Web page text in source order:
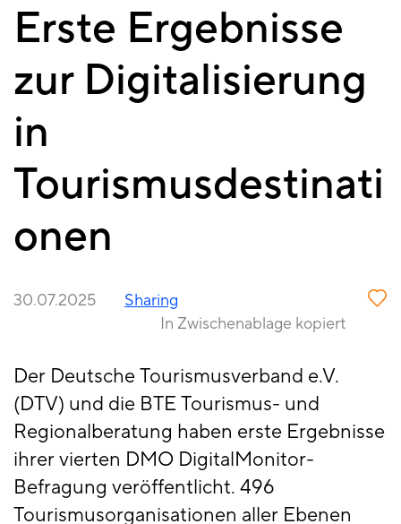
Erste Ergebnisse
zur Digitalisierung
in
Tourismusdestinati
onen
30.07.2025
Sharing
In Zwischenablage kopiert
Der Deutsche Tourismusverband e.V.
(DTV) und die BTE Tourismus- und
Regionalberatung haben erste Ergebnisse
ihrer vierten DMO DigitalMonitor-
Befragung veröffentlicht. 496
Tourismusorganisationen aller Ebenen